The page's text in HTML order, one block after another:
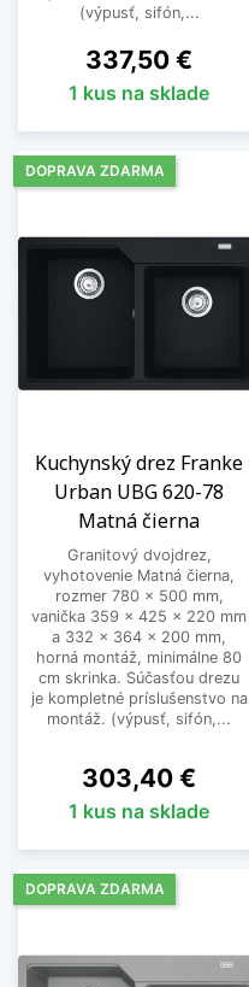
(výpusť, sifón,...
Cena
337,50 €
1 kus na sklade
Kuchynský drez Franke
Urban UBG 620-78
Matná čierna
Granitový dvojdrez,
vyhotovenie Matná čierna,
rozmer 780 x 500 mm,
vanička 359 x 425 x 220 mm
a 332 x 364 x 200 mm,
horná montáž, minimálne 80
cm skrinka. Súčasťou drezu
je kompletné príslušenstvo na
montáž. (výpusť, sifón,...
Cena
303,40 €
1 kus na sklade
DOPRAVA ZDARMA
DOPRAVA ZDARMA